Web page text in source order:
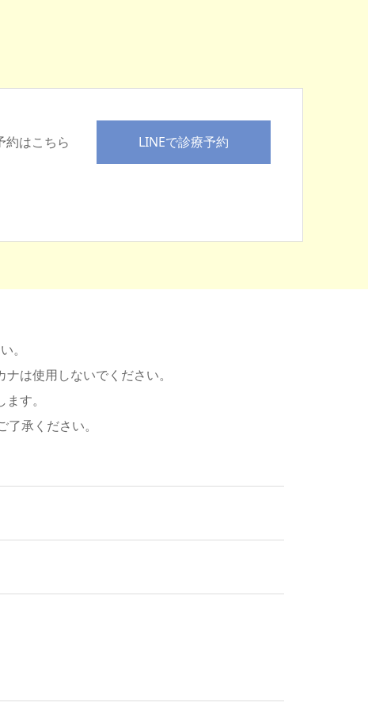
約はこちら LINEで診療予約
。
は使用しないでください。
す。
承ください。